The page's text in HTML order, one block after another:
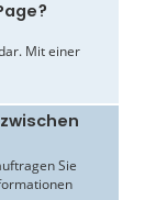
Mit einer
Sie